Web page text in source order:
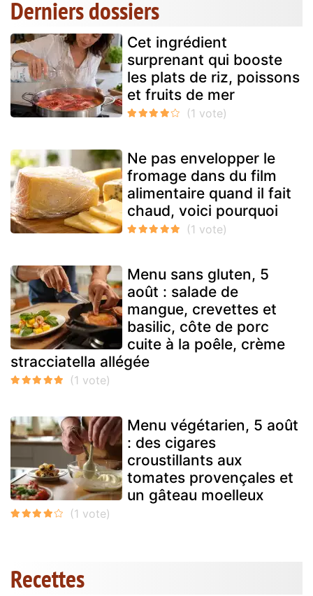
Derniers dossiers
Cet ingrédient
surprenant qui booste
les plats de riz, poissons
et fruits de mer
Ne pas envelopper le
fromage dans du film
alimentaire quand il fait
chaud, voici pourquoi
Menu sans gluten, 5
août : salade de
mangue, crevettes et
basilic, côte de porc
cuite à la poêle, crème
stracciatella allégée
Menu végétarien, 5 août
: des cigares
croustillants aux
tomates provençales et
un gâteau moelleux
Recettes